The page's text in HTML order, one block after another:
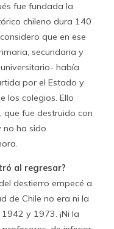
fue fundada la
chileno dura 140
que en ese
secundaria y
había
por el Estado y
los colegios. Ello
que fue destruido con
no ha sido
al regresar?
destierro empecé a
de Chile no era ni la
y 1973. ¡Ni la